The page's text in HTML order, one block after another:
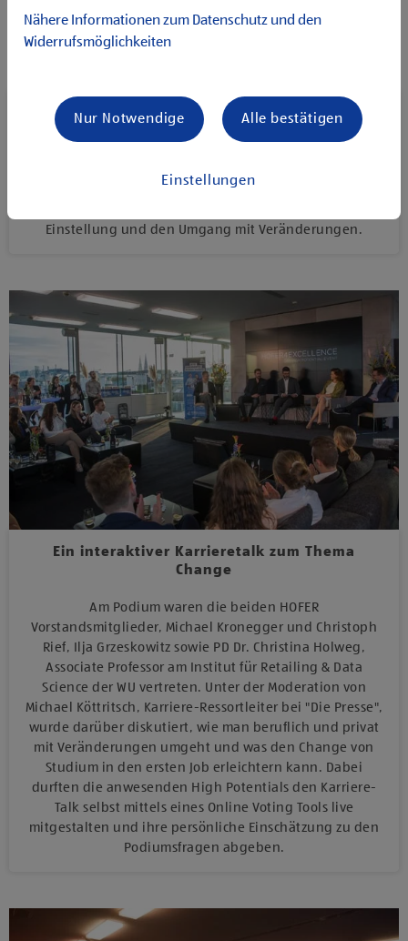
Eine spannende Keynote von Ilja Grzeskowitz
Keynote-Speech "Change - Take your Chance" über
Einstellung und den Umgang mit Veränderungen.
Ein interaktiver Karrieretalk zum Thema
Change
Am Podium waren die beiden HOFER
Vorstandsmitglieder, Michael Kronegger und Christoph
Rief, Ilja Grzeskowitz sowie PD Dr. Christina Holweg,
Associate Professor am Institut für Retailing & Data
Science der WU vertreten. Unter der Moderation von
Michael Köttritsch, Karriere-Ressortleiter bei "Die Presse",
wurde darüber diskutiert, wie man beruflich und privat
mit Veränderungen umgeht und was den Change von
Studium in den ersten Job erleichtern kann. Dabei
durften die anwesenden High Potentials den Karriere-
Talk selbst mittels eines Online Voting Tools live
mitgestalten und ihre persönliche Einschätzung zu den
Podiumsfragen abgeben.
Nähere Informationen zum Datenschutz und den
Widerrufsmöglichkeiten
Einstellungen
Nur Notwendige Alle bestätigen